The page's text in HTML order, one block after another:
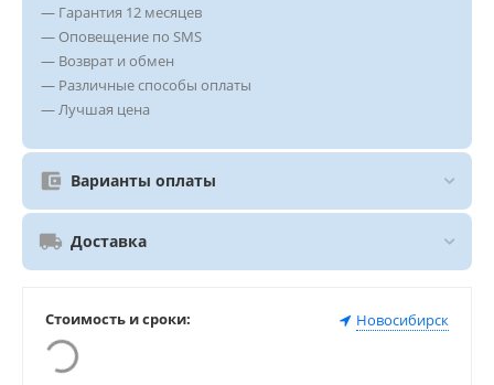
— Гарантия 12 месяцев
— Оповещение по SMS
— Возврат и обмен
— Различные способы оплаты
— Лучшая цена
Варианты оплаты
Доставка
Стоимость и сроки: Новосибирск